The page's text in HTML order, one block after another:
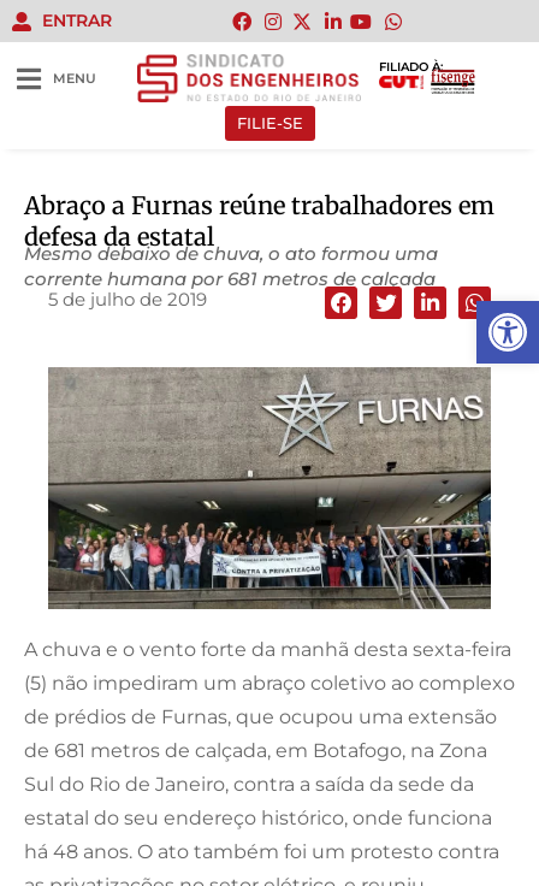
Abrir
ENTRAR
MENU
FILIADO À:
FILIE-SE
Abraço a Furnas reúne trabalhadores em
defesa da estatal
Mesmo debaixo de chuva, o ato formou uma
corrente humana por 681 metros de calçada
5 de julho de 2019
A chuva e o vento forte da manhã desta sexta-feira
(5) não impediram um abraço coletivo ao complexo
de prédios de Furnas, que ocupou uma extensão
de 681 metros de calçada, em Botafogo, na Zona
Sul do Rio de Janeiro, contra a saída da sede da
estatal do seu endereço histórico, onde funciona
há 48 anos. O ato também foi um protesto contra